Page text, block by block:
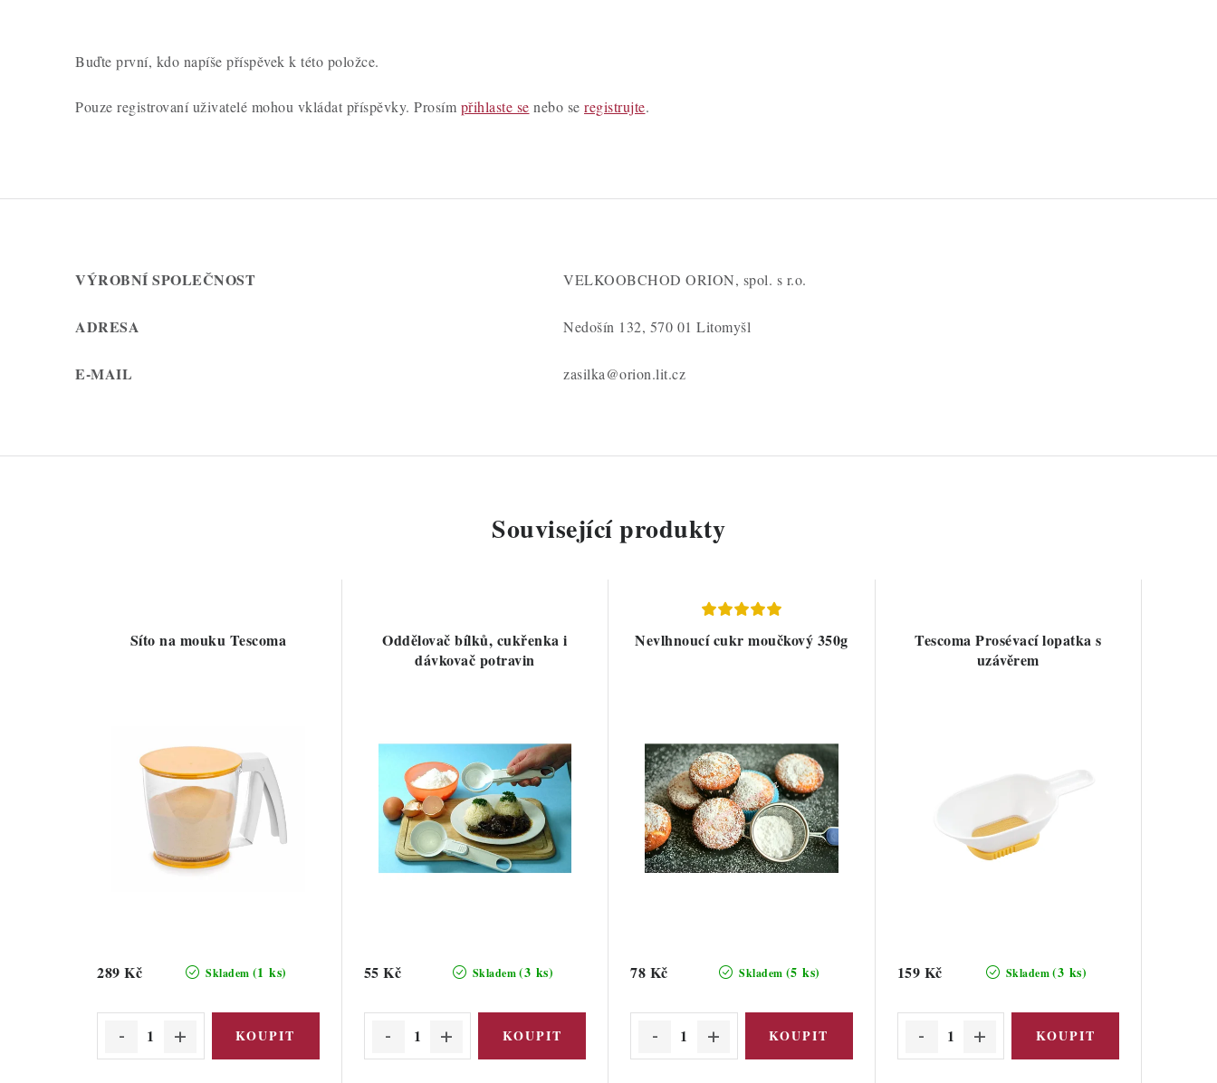
Buďte první, kdo napíše příspěvek k této položce.
Pouze registrovaní uživatelé mohou vkládat příspěvky. Prosím přihlaste se nebo se registrujte.
VÝROBNÍ SPOLEČNOST VELKOOBCHOD ORION, spol. s r.o.
ADRESA Nedošín 132, 570 01 Litomyšl
E-MAIL zasilka@orion.lit.cz
Související produkty
Síto na mouku Tescoma
Skladem (1 ks)
289 Kč
Oddělovač bílků, cukřenka i
dávkovač potravin
Skladem(3 ks)
55 Kč
Nevlhnoucí cukr moučkový 350g
Skladem (5 ks)
78 Kč
Tescoma Prosévací lopatka s
uzávěrem
Skladem(3 ks)
159 Kč